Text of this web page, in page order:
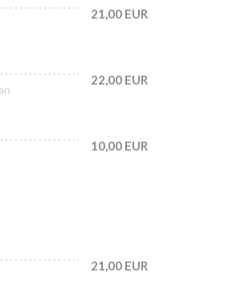
21,00 EUR
22,00 EUR
10,00 EUR
21,00 EUR